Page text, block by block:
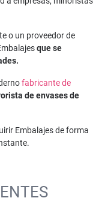
o un proveedor de
que se
fabricante de
de envases de
Embalajes de forma